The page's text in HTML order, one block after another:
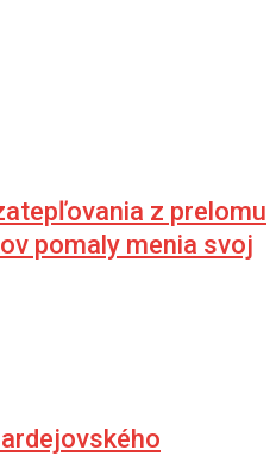
z prelomu
pomaly menia svoj